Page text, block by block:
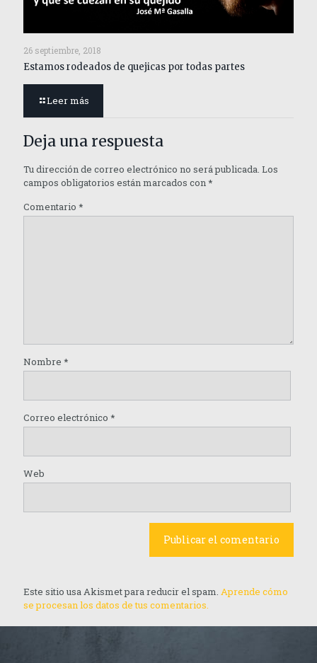
26 septiembre, 2018
Estamos rodeados de quejicas por todas partes
Leer más
Deja una respuesta
Tu dirección de correo electrónico no será publicada. Los
campos obligatorios están marcados con*
Comentario *
Nombre *
Correo electrónico *
Web
Este sitio usa Akismet para reducir el spam. Aprende cómo
se procesan los datos de tus comentarios.